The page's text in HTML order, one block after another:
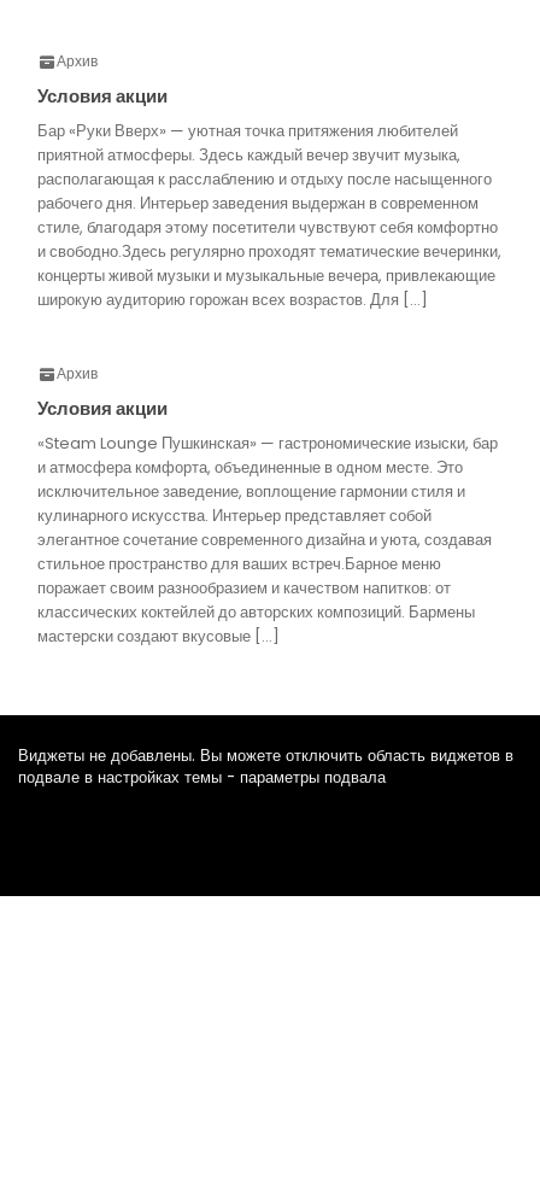
Архив
Условия акции
Бар «Руки Вверх» — уютная точка притяжения любителей
приятной атмосферы. Здесь каждый вечер звучит музыка,
располагающая к расслаблению и отдыху после насыщенного
рабочего дня. Интерьер заведения выдержан в современном
стиле, благодаря этому посетители чувствуют себя комфортно
и свободно.Здесь регулярно проходят тематические вечеринки,
концерты живой музыки и музыкальные вечера, привлекающие
широкую аудиторию горожан всех возрастов. Для […]
Архив
Условия акции
«Steam Lounge Пушкинская» — гастрономические изыски, бар
и атмосфера комфорта, объединенные в одном месте. Это
исключительное заведение, воплощение гармонии стиля и
кулинарного искусства. Интерьер представляет собой
элегантное сочетание современного дизайна и уюта, создавая
стильное пространство для ваших встреч.Барное меню
поражает своим разнообразием и качеством напитков: от
классических коктейлей до авторских композиций. Бармены
мастерски создают вкусовые […]
Виджеты не добавлены. Вы можете отключить область виджетов в
подвале в настройках темы - параметры подвала